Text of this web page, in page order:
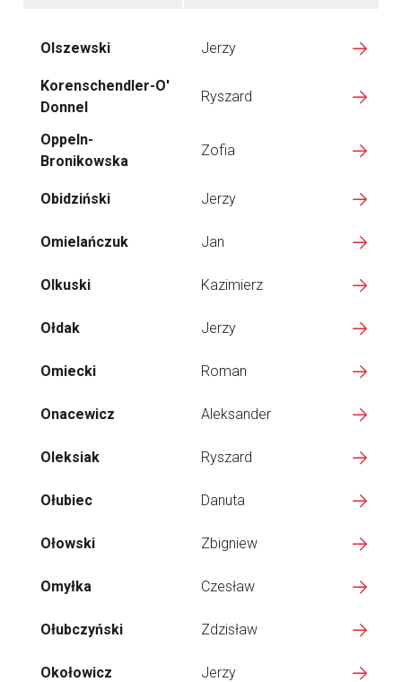
Olszewski Jerzy
Korenschendler-O'
Donnel
Ryszard
Oppeln-
Bronikowska
Zofia
Obidziński Jerzy
Omielańczuk Jan
Olkuski Kazimierz
Ołdak Jerzy
Omiecki Roman
Onacewicz Aleksander
Oleksiak Ryszard
Ołubiec Danuta
Ołowski Zbigniew
Omyłka Czesław
Ołubczyński Zdzisław
Okołowicz Jerzy